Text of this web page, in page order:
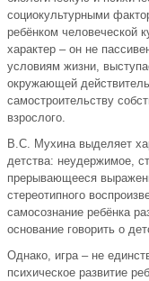
социокультурными
ребёнком человеческой
характер – он не
условиям жизни,
окружающей
самостроительству
взрослого.
В.С. Мухина выделяет
детства: неудержимое,
прерывающееся
стереотипного
самосознание ребёнка
основание говорить о
Однако, игра – не
психическое развитие